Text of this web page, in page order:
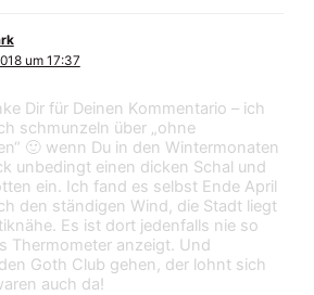
um 17:37
Dir für Deinen Kommentario – ich
schmunzeln über „ohne
🙂 wenn Du in den Wintermonaten
unbedingt einen dicken Schal und
ein. Ich fand es selbst Ende April
den ständigen Wind, die Stadt liegt
Es ist dort jedenfalls nie so
Thermometer anzeigt. Und
Goth Club gehen, der lohnt sich
auch da!